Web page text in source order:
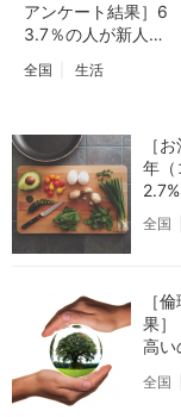
アンケート結果］6
3.7％の人が新人歓
は「必要だと思わ
全国 生活
［
年（
全国
［
果］
高い
全国